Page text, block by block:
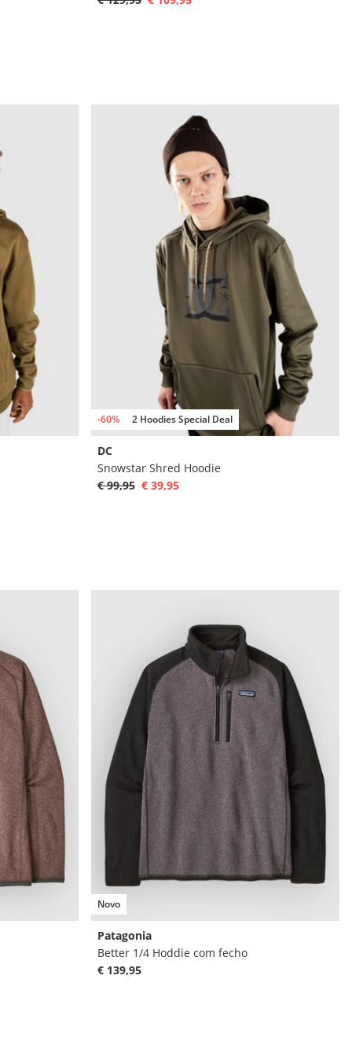
-60% 2 Hoodies Special Deal
DC
Snowstar Shred Hoodie
€ 99,95 € 39,95
Novo
Patagonia
Better 1/4 Hoddie com fecho
€ 139,95